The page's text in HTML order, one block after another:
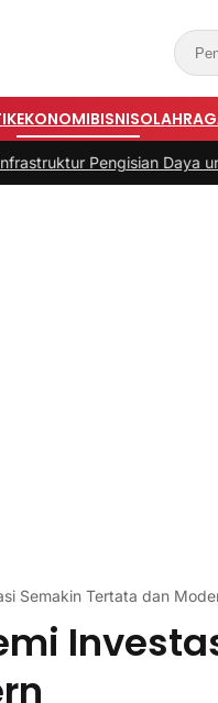
EKONOMIBISNIS
Daya untuk Mobil
Semakin Tertata dan